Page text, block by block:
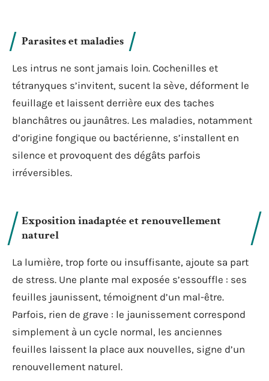
Parasites et maladies
Les intrus ne sont jamais loin. Cochenilles et
tétranyques s’invitent, sucent la sève, déforment le
feuillage et laissent derrière eux des taches
blanchâtres ou jaunâtres. Les maladies, notamment
d’origine fongique ou bactérienne, s’installent en
silence et provoquent des dégâts parfois
irréversibles.
Exposition inadaptée et renouvellement
naturel
La lumière, trop forte ou insuffisante, ajoute sa part
de stress. Une plante mal exposée s’essouffle : ses
feuilles jaunissent, témoignent d’un mal-être.
Parfois, rien de grave : le jaunissement correspond
simplement à un cycle normal, les anciennes
feuilles laissent la place aux nouvelles, signe d’un
renouvellement naturel.